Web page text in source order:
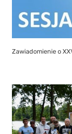
Zawiadomienie o